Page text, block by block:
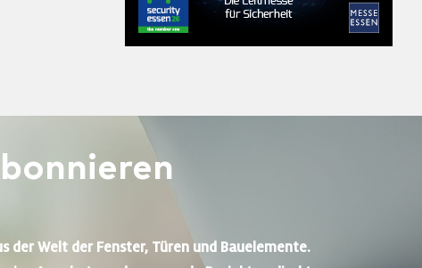
der Welt der Fenster, Türen und Bauelemente.